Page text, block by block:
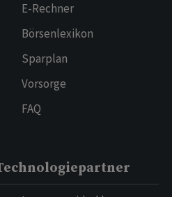
E-Rechner
Börsenlexikon
Sparplan
Vorsorge
FAQ